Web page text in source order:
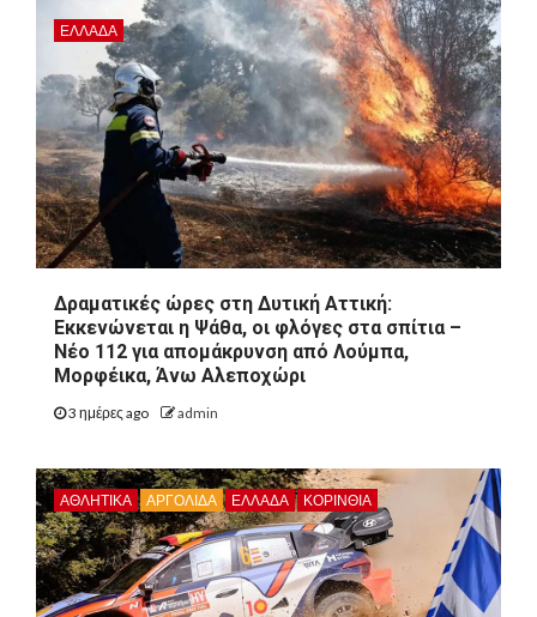
ΕΛΛΑΔΑ
Δραματικές ώρες στη Δυτική Αττική:
Εκκενώνεται η Ψάθα, οι φλόγες στα σπίτια –
Νέο 112 για απομάκρυνση από Λούμπα,
Μορφέικα, Άνω Αλεποχώρι
3 ημέρες ago admin
ΑΘΛΗΤΙΚΑ ΑΡΓΟΛΙΔΑ ΕΛΛΑΔΑ ΚΟΡΙΝΘΊΑ